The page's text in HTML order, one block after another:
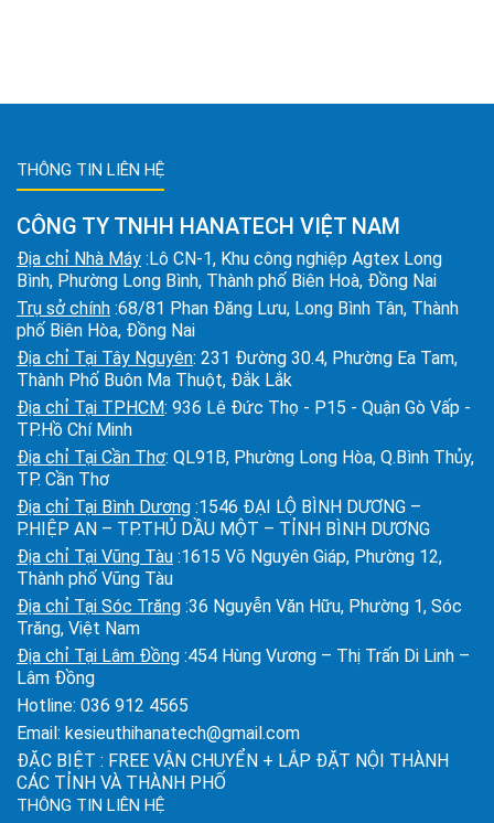
THÔNG TIN LIÊN HỆ
CÔNG TY TNHH HANATECH VIỆT NAM
Địa chỉ Nhà Máy :Lô CN-1, Khu công nghiệp Agtex Long
Bình, Phường Long Bình, Thành phố Biên Hoà, Đồng Nai
Trụ sở chính :68/81 Phan Đăng Lưu, Long Bình Tân, Thành
phố Biên Hòa, Đồng Nai
Địa chỉ Tại Tây Nguyên: 231 Đường 30.4, Phường Ea Tam,
Thành Phố Buôn Ma Thuột, Đắk Lắk
Địa chỉ Tại TPHCM: 936 Lê Đức Thọ - P15 - Quận Gò Vấp -
TP.Hồ Chí Minh
Địa chỉ Tại Cần Thơ: QL91B, Phường Long Hòa, Q.Bình Thủy,
TP. Cần Thơ
Địa chỉ Tại Bình Dương :1546 ĐẠI LỘ BÌNH DƯƠNG –
P.HIỆP AN – TP.THỦ DẦU MỘT – TỈNH BÌNH DƯƠNG
Địa chỉ Tại Vũng Tàu :1615 Võ Nguyên Giáp, Phường 12,
Thành phố Vũng Tàu
Địa chỉ Tại Sóc Trăng :36 Nguyễn Văn Hữu, Phường 1, Sóc
Trăng, Việt Nam
Địa chỉ Tại Lâm Đồng :454 Hùng Vương – Thị Trấn Di Linh –
Lâm Đồng
Hotline: 036 912 4565
Email: kesieuthihanatech@gmail.com
ĐẶC BIỆT : FREE VẬN CHUYỂN + LẮP ĐẶT NỘI THÀNH
CÁC TỈNH VÀ THÀNH PHỐ
THÔNG TIN LIÊN HỆ